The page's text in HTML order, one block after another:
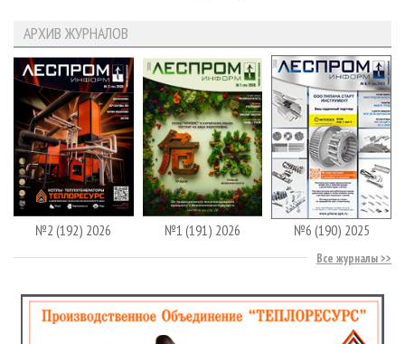
АРХИВ ЖУРНАЛОВ
№2 (192) 2026 №1 (191) 2026 №6 (190) 2025
Все журналы